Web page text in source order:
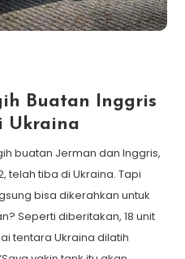
Buatan Inggris
Ukraina
buatan Jerman dan Inggris,
telah tiba di Ukraina. Tapi
bisa dikerahkan untuk
Seperti diberitakan, 18 unit
tentara Ukraina dilatih